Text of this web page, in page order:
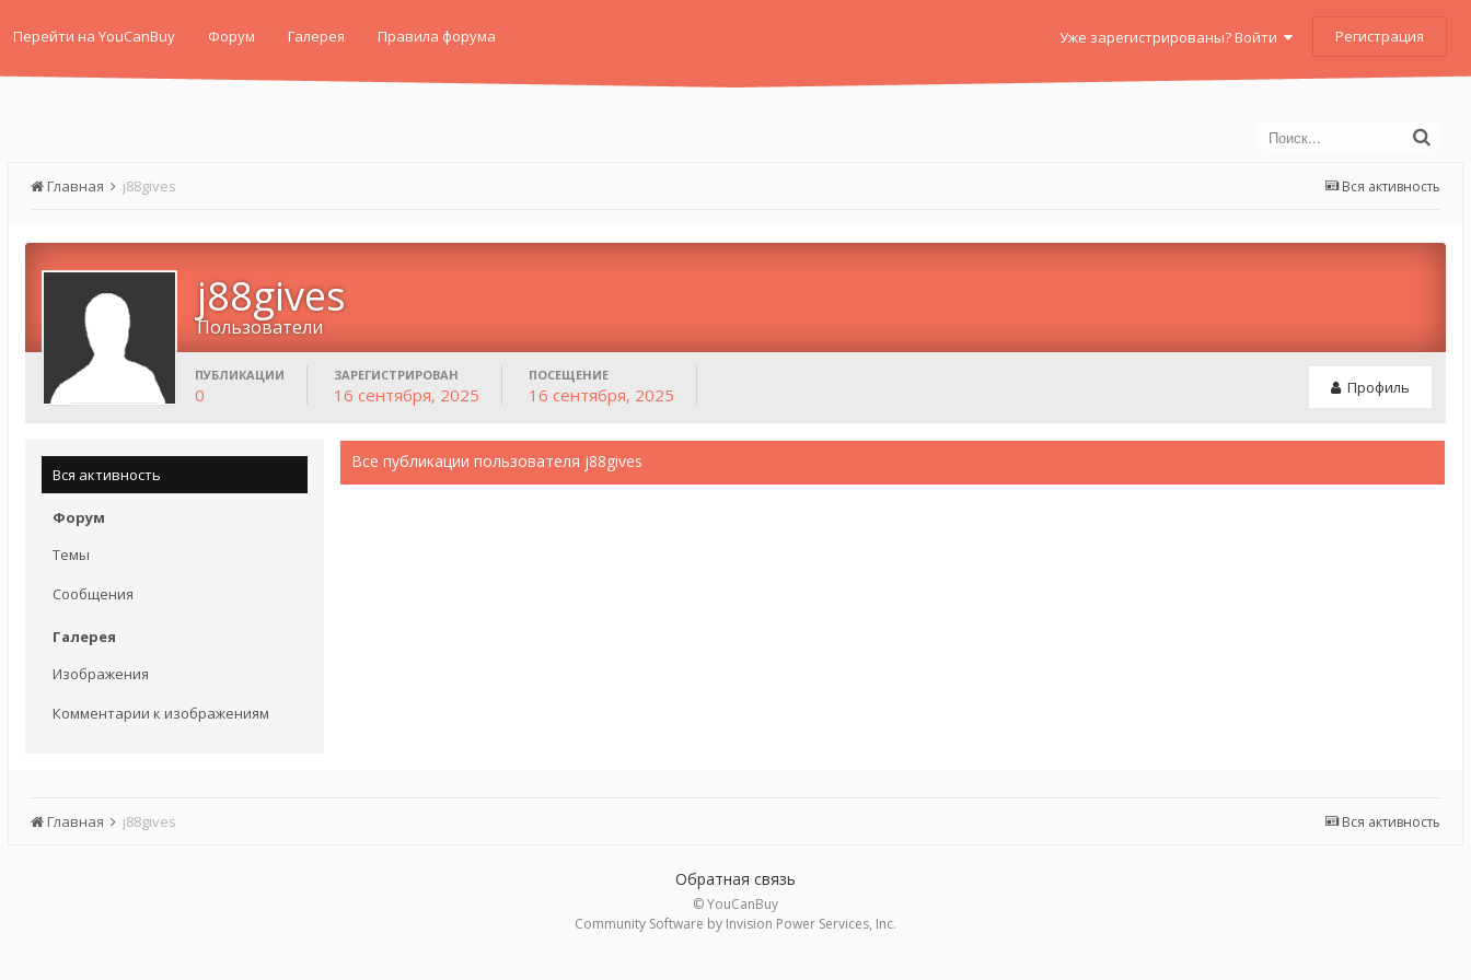
Перейти на YouCanBuy Форум Галерея Правила форума Уже зарегистрированы? Войти Регистрация
Вся активность
Главная j88gives
j88gives
Пользователи
Профиль
ПУБЛИКАЦИИ
0
ЗАРЕГИСТРИРОВАН
16 сентября, 2025
ПОСЕЩЕНИЕ
16 сентября, 2025
Вся активность
Форум
Темы
Сообщения
Галерея
Изображения
Комментарии к изображениям
Все публикации пользователя j88gives
Вся активность
Главная j88gives
Обратная связь
© YouCanBuy
Community Software by Invision Power Services, Inc.